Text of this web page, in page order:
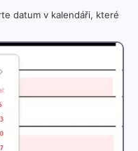
datum v kalendáři, které